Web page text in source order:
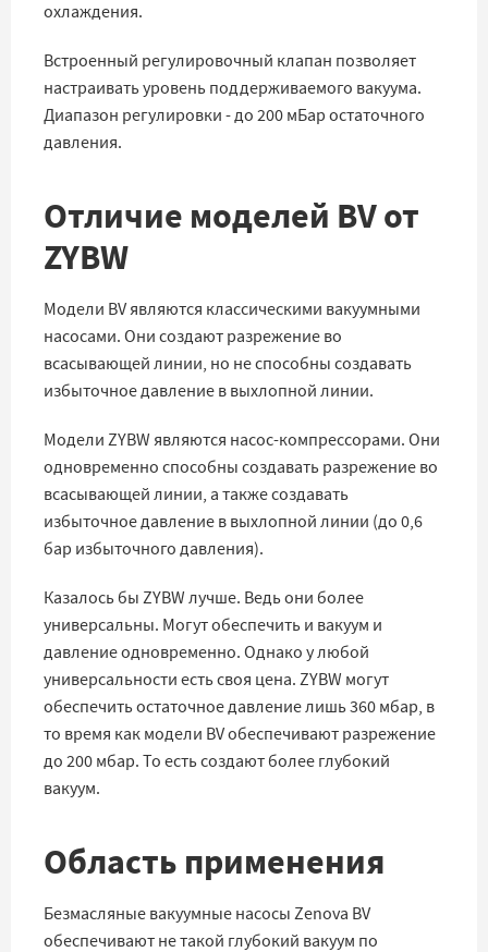
охлаждения.
Встроенный регулировочный клапан позволяет
настраивать уровень поддерживаемого вакуума.
Диапазон регулировки - до 200 мБар остаточного
давления.
Отличие моделей BV от
ZYBW
Модели BV являются классическими вакуумными
насосами. Они создают разрежение во
всасывающей линии, но не способны создавать
избыточное давление в выхлопной линии.
Модели ZYBW являются насос-компрессорами. Они
одновременно способны создавать разрежение во
всасывающей линии, а также создавать
избыточное давление в выхлопной линии (до 0,6
бар избыточного давления).
Казалось бы ZYBW лучше. Ведь они более
универсальны. Могут обеспечить и вакуум и
давление одновременно. Однако у любой
универсальности есть своя цена. ZYBW могут
обеспечить остаточное давление лишь 360 мбар, в
то время как модели BV обеспечивают разрежение
до 200 мбар. То есть создают более глубокий
вакуум.
Область применения
Безмасляные вакуумные насосы Zenova BV
обеспечивают не такой глубокий вакуум по